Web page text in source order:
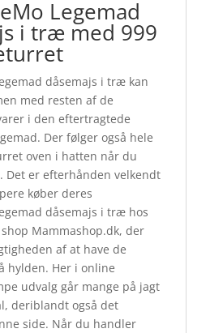
Legemad
i træ med 999
dåsemajs i træ kan
med resten af de
i den eftertragtede
Der følger også hele
oven i hatten når du
Det er efterhånden velkendt
køber deres
dåsemajs i træ hos
Mammashop.dk, der
af at have de
hylden. Her i online
udvalg går mange på jagt
deriblandt også det
side. Når du handler